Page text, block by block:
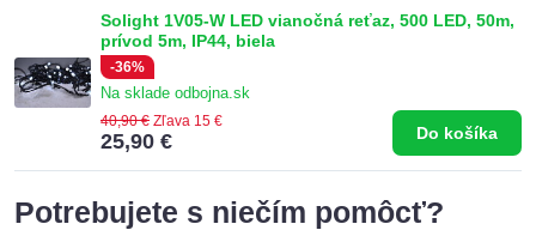
Solight 1V05-W LED vianočná reťaz, 500 LED, 50m,
prívod 5m, IP44, biela
-36%
Na sklade odbojna.sk
25,90 €
40,90 € Zľava 15 €
Do košíka
Potrebujete s niečím pomôcť?